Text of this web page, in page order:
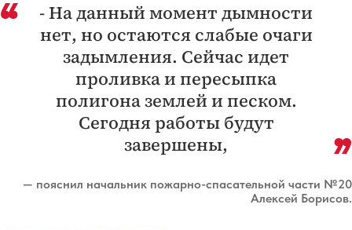
- На данный момент дымности
нет, но остаются слабые очаги
задымления. Сейчас идет
проливка и пересыпка
полигона землей и песком.
Сегодня работы будут
завершены,
— пояснил начальник пожарно-спасательной части №20
Алексей Борисов.